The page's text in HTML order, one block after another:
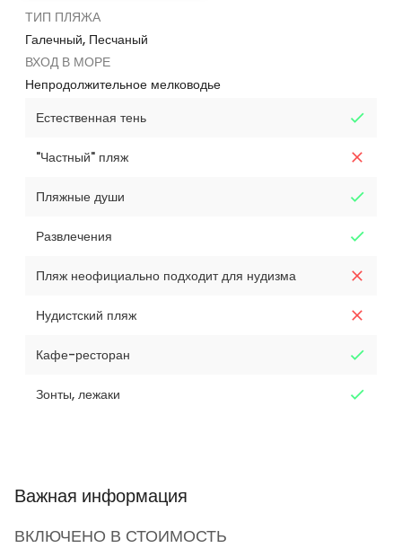
ТИП ПЛЯЖА
Галечный, Песчаный
ВХОД В МОРЕ
Непродолжительное мелководье
Естественная тень
"Частный" пляж
Пляжные души
Развлечения
Пляж неофициально подходит для нудизма
Нудистский пляж
Кафе-ресторан
Зонты, лежаки
Важная информация
ВКЛЮЧЕНО В СТОИМОСТЬ